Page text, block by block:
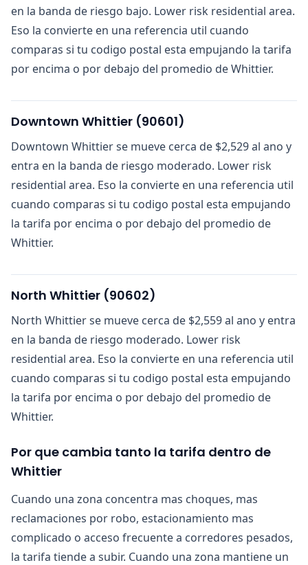
en la banda de riesgo bajo. Lower risk residential area.
Eso la convierte en una referencia util cuando
comparas si tu codigo postal esta empujando la tarifa
por encima o por debajo del promedio de Whittier.
Downtown Whittier (90601)
Downtown Whittier se mueve cerca de $2,529 al ano y
entra en la banda de riesgo moderado. Lower risk
residential area. Eso la convierte en una referencia util
cuando comparas si tu codigo postal esta empujando
la tarifa por encima o por debajo del promedio de
Whittier.
North Whittier (90602)
North Whittier se mueve cerca de $2,559 al ano y entra
en la banda de riesgo moderado. Lower risk
residential area. Eso la convierte en una referencia util
cuando comparas si tu codigo postal esta empujando
la tarifa por encima o por debajo del promedio de
Whittier.
Por que cambia tanto la tarifa dentro de
Whittier
Cuando una zona concentra mas choques, mas
reclamaciones por robo, estacionamiento mas
complicado o acceso frecuente a corredores pesados,
la tarifa tiende a subir. Cuando una zona mantiene un